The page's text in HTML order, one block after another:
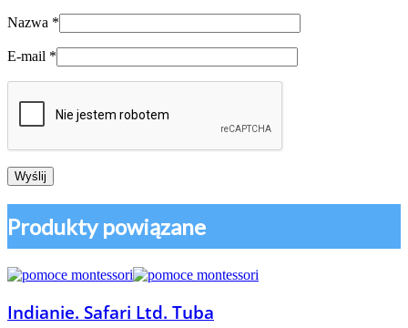
Nazwa *
E-mail *
Produkty powiązane
Indianie. Safari Ltd. Tuba